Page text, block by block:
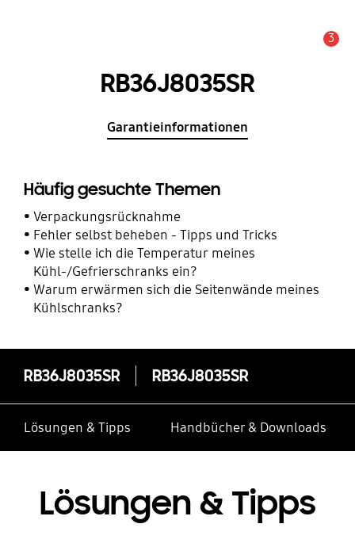
3
RB36J8035SR
Garantieinformationen
Häufig gesuchte Themen
Verpackungsrücknahme
Fehler selbst beheben - Tipps und Tricks
Wie stelle ich die Temperatur meines
Kühl-/Gefrierschranks ein?
Warum erwärmen sich die Seitenwände meines
Kühlschranks?
RB36J8035SR RB36J8035SR
Lösungen & Tipps Handbücher & Downloads
Lösungen & Tipps